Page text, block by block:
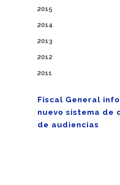
2015
2014
2013
2012
2011
Fiscal General
nuevo sistema de
de audiencias